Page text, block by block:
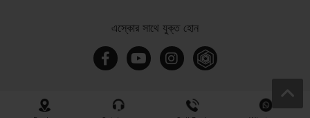
এস্কোর সাথে যুক্ত হোন